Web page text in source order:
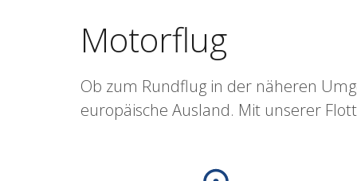
Motorflug
Ob zum Rundflug in der näheren
europäische Ausland. Mit unserer